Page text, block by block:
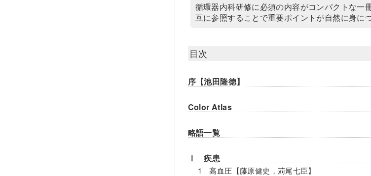
循環器内科研修に必須の内容がコンパクトな
互に参照することで重要ポイントが自然に身に
目次
序【池田隆徳】
Color Atlas
略語一覧
Ⅰ 疾患
1 高血圧【藤原健史，苅尾七臣】